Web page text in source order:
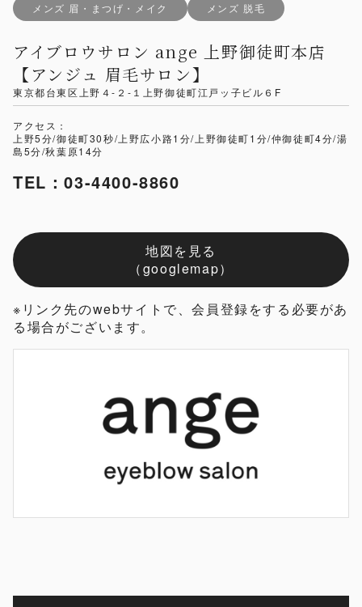
メンズ 眉・まつげ・メイク
メンズ 脱毛
アイブロウサロン ange 上野御徒町本店
【アンジュ 眉毛サロン】
東京都台東区上野４-２-１上野御徒町江戸ッ子ビル６F
アクセス：
上野5分/御徒町30秒/上野広小路1分/上野御徒町1分/仲御徒町4分/湯
島5分/秋葉原14分
TEL：03-4400-8860
地図を見る
（googlemap）
※リンク先のwebサイトで、会員登録をする必要があ
る場合がございます。